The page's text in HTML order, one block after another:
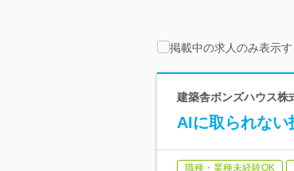
掲載中の求人のみ表示す
建築舎ボンズハウス株
AIに取られな
職種・業種未経験OK